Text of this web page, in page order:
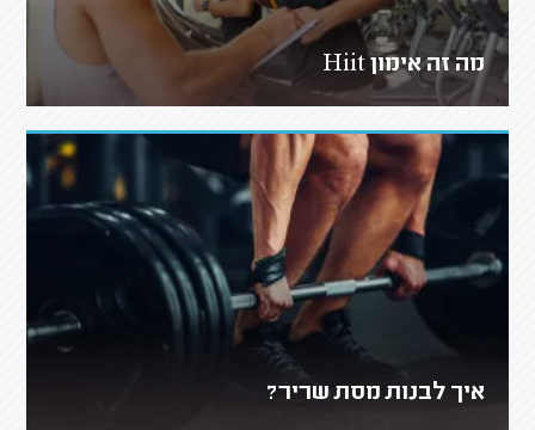
מה זה אימון Hiit
איך לבנות מסת שריר?